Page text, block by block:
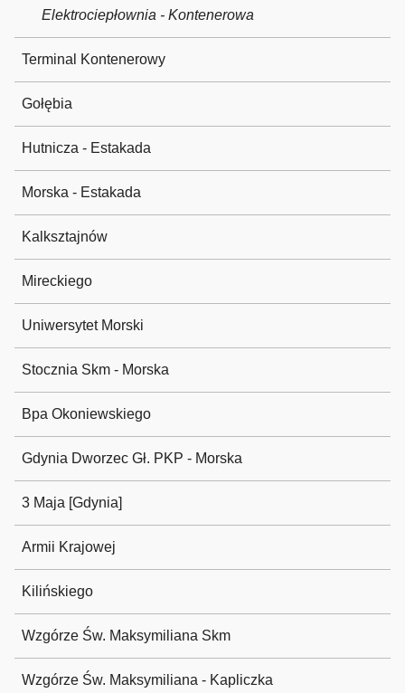
Elektrociepłownia - Kontenerowa
Terminal Kontenerowy
Gołębia
Hutnicza - Estakada
Morska - Estakada
Kalksztajnów
Mireckiego
Uniwersytet Morski
Stocznia Skm - Morska
Bpa Okoniewskiego
Gdynia Dworzec Gł. PKP - Morska
3 Maja [Gdynia]
Armii Krajowej
Kilińskiego
Wzgórze Św. Maksymiliana Skm
Wzgórze Św. Maksymiliana - Kapliczka